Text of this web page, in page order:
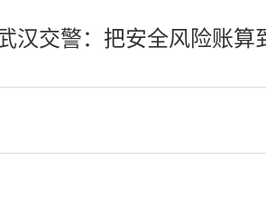
汉交警：把安全风险账算